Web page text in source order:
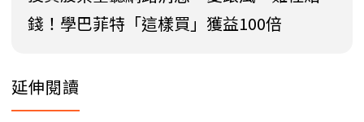
錢！學巴菲特「這樣買」獲益100倍
延伸閱讀